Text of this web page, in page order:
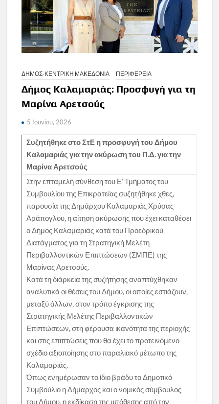
ΔΗΜΟΣ-ΚΕΝΤΡΙΚΗ ΜΑΚΕΔΟΝΙΑ ΠΕΡΙΦΕΡΕΙΑ
Δήμος Καλαμαριάς: Προσφυγή για τη
Μαρίνα Αρετσούς
5 Ιουνίου, 2026
Συζητήθηκε στο ΣτΕ η προσφυγή του Δήμου
Καλαμαριάς για την ακύρωση του Π.Δ. για την
Μαρίνα Αρετσούς
Στην επταμελή σύνθεση του Ε’ Τμήματος του
Συμβουλίου της Επικρατείας συζητήθηκε χθες,
παρουσία της Δημάρχου Καλαμαριάς Χρύσας
Αράπογλου, η αίτηση ακύρωσης που έχει καταθέσει
ο Δήμος Καλαμαριάς κατά του Προεδρικού
Διατάγματος για τη Στρατηγική Μελέτη
Περιβαλλοντικών Επιπτώσεων (ΣΜΠΕ) της
Μαρίνας Αρετσούς.
Κατά τη διάρκεια της συζήτησης αναπτύχθηκαν
αναλυτικά οι θέσεις του Δήμου, οι οποίες εστιάζουν,
μεταξύ άλλων, στον τρόπο έγκρισης της
Στρατηγικής Μελέτης Περιβαλλοντικών
Επιπτώσεων, στη φέρουσα ικανότητα της περιοχής
και στις επιπτώσεις που θα έχει το προτεινόμενο
σχέδιο αξιοποίησης στο παραλιακό μέτωπο της
Καλαμαριάς.
Όπως ενημέρωσαν το ίδιο βράδυ το Δημοτικό
Συμβούλιο η Δήμαρχος και ο νομικός σύμβουλος
του Δήμου, η εκδίκαση της υπόθεσης από την